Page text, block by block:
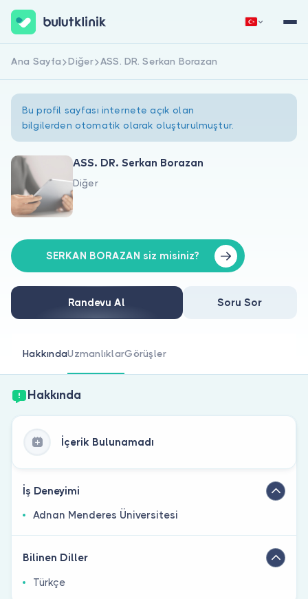
Hakkımızda
Doktorlar için
Doktor musunuz?
Hemen Kaydol Giriş Yap
Ana Sayfa Diğer ASS. DR. Serkan Borazan
Bu profil sayfası internete açık olan
bilgilerden otomatik olarak oluşturulmuştur.
ASS. DR. Serkan Borazan
Diğer
SERKAN BORAZAN siz misiniz?
Randevu Al Soru Sor
HakkındaUzmanlıklarGörüşler
Hakkında
İçerik Bulunamadı
İş Deneyimi
Adnan Menderes Üniversitesi
Bilinen Diller
Türkçe